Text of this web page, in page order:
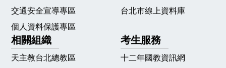
交通安全宣導專區
個人資料保護專區
台北市線上資料庫
相關組織
天主教台北總教區
考生服務
十二年國教資訊網